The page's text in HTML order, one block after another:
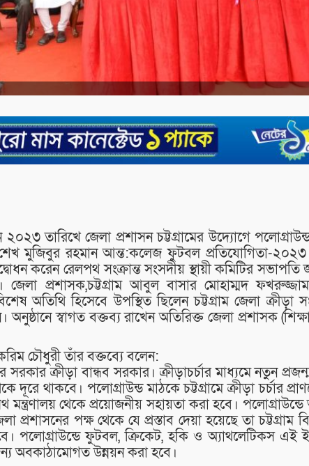
তারিখে জেলা প্রশাসন চট্টগ্রামের উদ্যোগে
শেখ মুজিবুর রহমান আন্ত:কলেজ ফুটবল প্রতিযোগিতা-
করেন রেলপথ সংক্রান্ত সংসদীয় স্থায়ী কমিটির
প্রশাসক,চট্টগ্রাম আবুল বাসার মোহাম্মদ
অতিথি হিসেবে উপস্থিত ছিলেন চট্টগ্রাম জেলা ক্রীড়া
স্বাগত বক্তব্য রাখেন অতিরিক্ত জেলা প্রশাসক
চৌধুরী তাঁর বক্তব্যে বলেন:
সরকার ক্রীড়া বান্ধব সরকার। ক্রীড়াচর্চার মাধ্যমে নতুন
থাকবে। পলোগ্রাউন্ড মাঠকে চট্টগ্রামে ক্রীড়া চর্চার
থেকে প্রয়োজনীয় সহায়তা করা হবে।
প্রশাসনের পক্ষ থেকে যে প্রস্তাব দেয়া হয়েছে তা চট্টগ্রাম
পলোগ্রাউন্ডে ফুটবল, ক্রিকেট, হকি ও অ্যাথলেটিকস এই
অবকাঠামোগত উন্নয়ন করা হবে।